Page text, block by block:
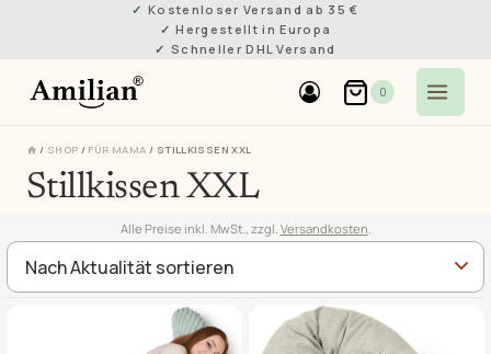
Kostenloser Versand ab 35 €
Hergestellt in Europa
Schneller DHL Versand
0
/ SHOP / FÜR MAMA / STILLKISSEN XXL
Stillkissen XXL
Alle Preise inkl. MwSt., zzgl. Versandkosten